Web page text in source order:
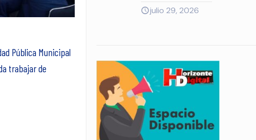
Pública Municipal
trabajar de
julio 29, 2026